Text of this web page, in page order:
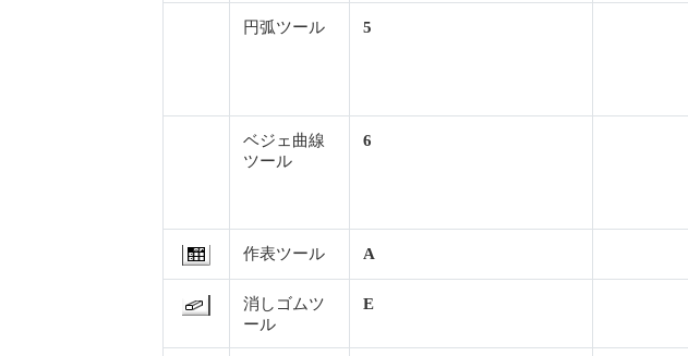
円弧ツール 5
ベジェ曲線
ツール
6
作表ツール A
消しゴムツ
ール
E